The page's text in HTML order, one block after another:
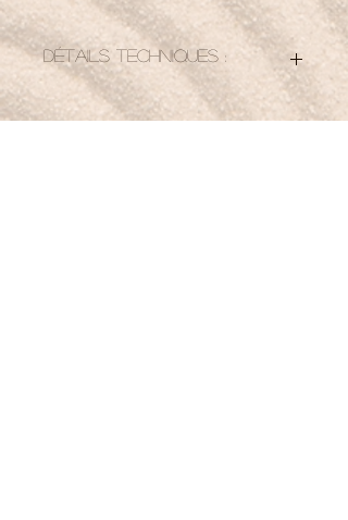
Détails techniques :
Bracelet élastiqué